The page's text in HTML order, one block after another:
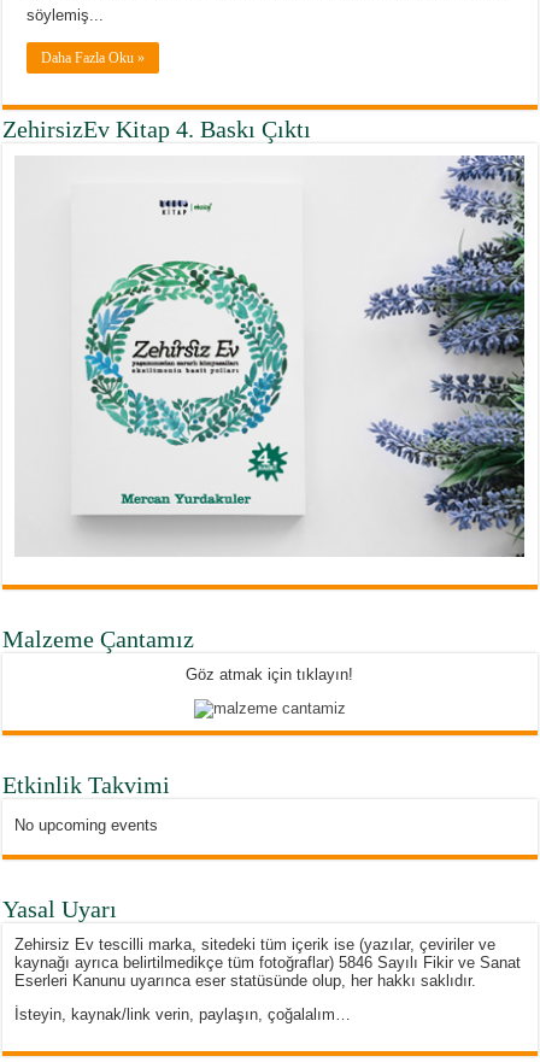
söylemiş...
Daha Fazla Oku »
ZehirsizEv Kitap 4. Baskı Çıktı
Malzeme Çantamız
Göz atmak için tıklayın!
Etkinlik Takvimi
No upcoming events
Yasal Uyarı
Zehirsiz Ev tescilli marka, sitedeki tüm içerik ise (yazılar, çeviriler ve
kaynağı ayrıca belirtilmedikçe tüm fotoğraflar) 5846 Sayılı Fikir ve Sanat
Eserleri Kanunu uyarınca eser statüsünde olup, her hakkı saklıdır.
İsteyin, kaynak/link verin, paylaşın, çoğalalım…